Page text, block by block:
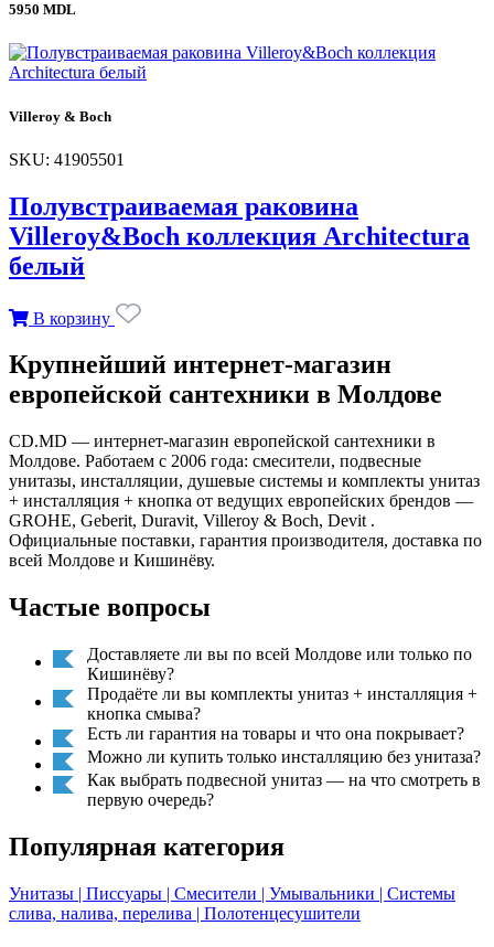
5950 MDL
Villeroy & Boch
SKU: 41905501
Полувстраиваемая раковина
Villeroy&Boch коллекция Architectura
белый
В корзину
Крупнейший интернет-магазин
европейской сантехники в Молдове
CD.MD — интернет-магазин европейской сантехники в
Молдове. Работаем с 2006 года: смесители, подвесные
унитазы, инсталляции, душевые системы и комплекты унитаз
+ инсталляция + кнопка от ведущих европейских брендов —
GROHE, Geberit, Duravit, Villeroy & Boch, Devit .
Официальные поставки, гарантия производителя, доставка по
всей Молдове и Кишинёву.
Частые вопросы
Доставляете ли вы по всей Молдове или только по
Кишинёву?
Продаёте ли вы комплекты унитаз + инсталляция +
кнопка смыва?
Есть ли гарантия на товары и что она покрывает?
Можно ли купить только инсталляцию без унитаза?
Как выбрать подвесной унитаз — на что смотреть в
первую очередь?
Популярная категория
Унитазы | Писсуары | Смесители | Умывальники | Системы
слива, налива, перелива | Полотенцесушители